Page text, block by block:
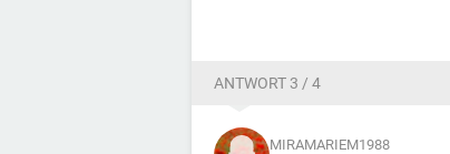
ANTWORT 3 / 4
MIRAMARIEM1988